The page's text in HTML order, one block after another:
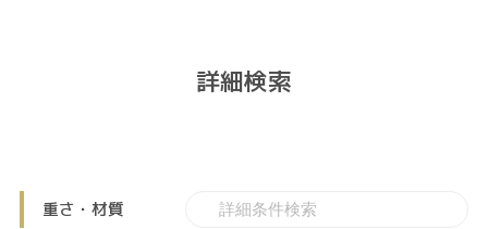
詳細検索
重さ・材質